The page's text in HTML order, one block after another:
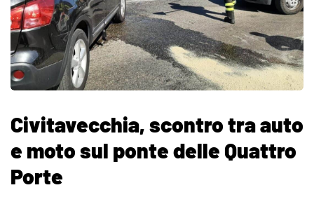
Civitavecchia, scontro tra auto
e moto sul ponte delle Quattro
Porte